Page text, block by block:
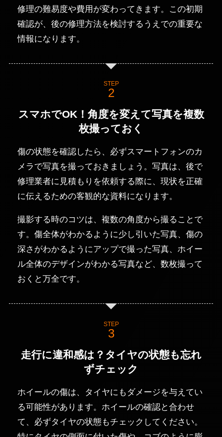
修理の難易度や費用が変わってきます。この初期
確認が、後の修理方法を検討するうえでの重要な
情報になります。
STEP
スマホでOK！角度を変えて写真を複数
枚撮っておく
傷の状態を確認したら、必ずスマートフォンのカ
メラで写真を撮っておきましょう。写真は、後で
修理業者に見積もりを依頼する際に、現状を正確
に伝えるための客観的な資料になります。
撮影する時のコツは、複数の角度から撮ることで
す。傷全体がわかるように少し引いた写真、傷の
深さがわかるようにアップで撮った写真、ホイー
ル全体のデザインがわかる写真など、数枚撮って
おくと万全です。
STEP
走行に違和感は？タイヤの状態も忘れ
ずチェック
ホイールの傷は、タイヤにもダメージを与えてい
る可能性があります。ホイールの確認と合わせ
て、必ずタイヤの状態もチェックしてください。